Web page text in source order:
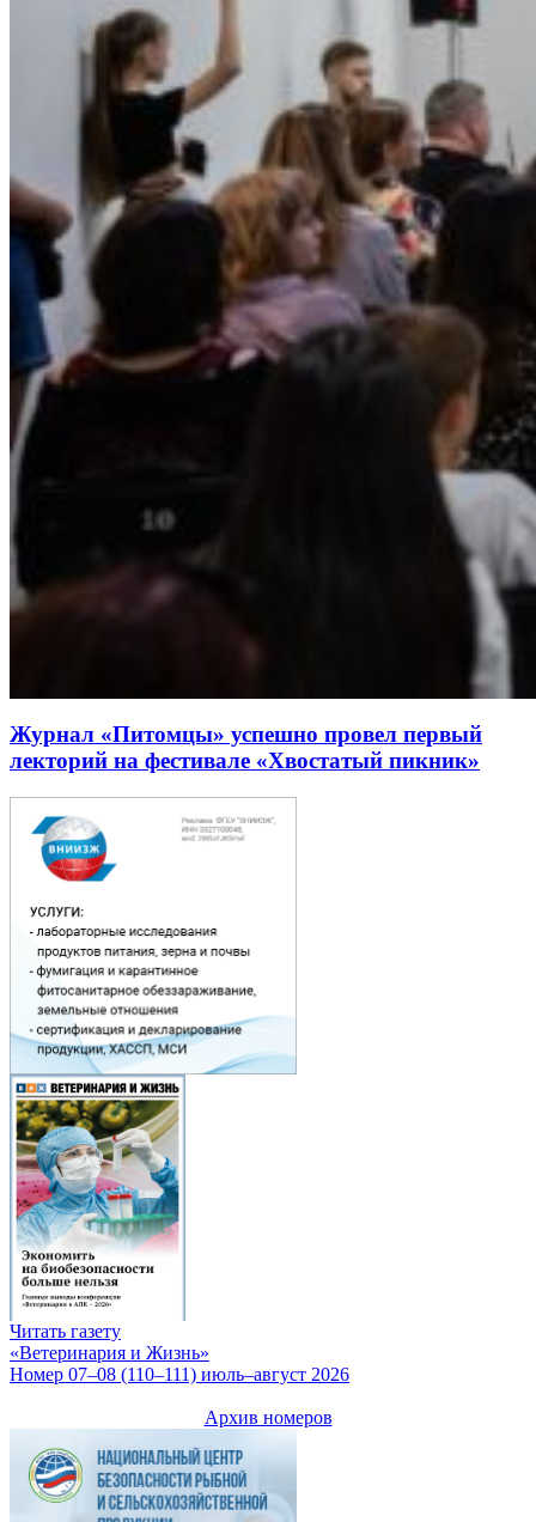
Журнал «Питомцы» успешно провел первый
лекторий на фестивале «Хвостатый пикник»
Читать газету
«Ветеринария и Жизнь»
Номер 07–08 (110–111) июль–август 2026
Архив номеров